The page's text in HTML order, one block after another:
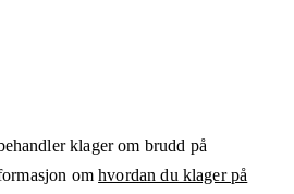
klager om brudd på
omhvordan du klager på